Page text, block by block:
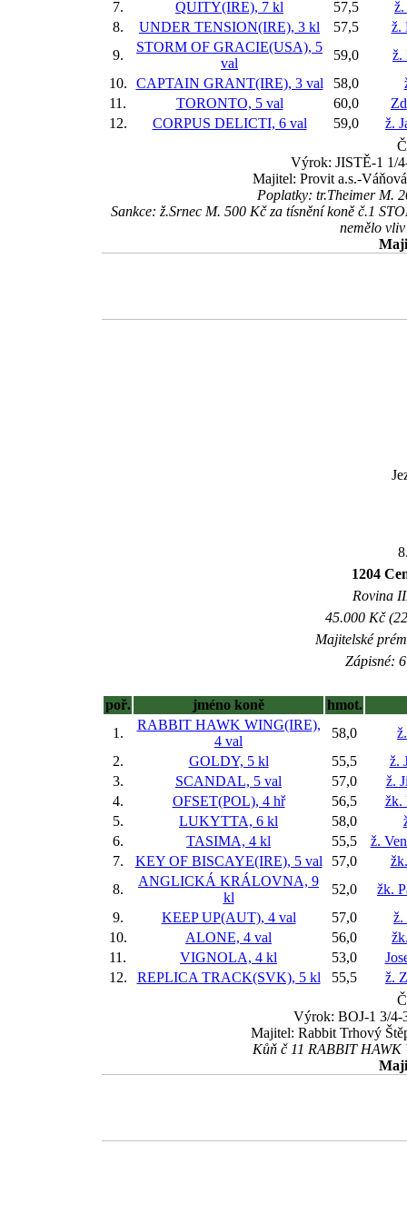
7. QUITY(IRE), 7 kl 57,5
ž.
8.
UNDER TENSION(IRE), 3 kl 57,5
ž.
9.
STORM OF GRACIE(USA), 5
val
59,0
ž.
10.
CAPTAIN GRANT(IRE), 3 val 58,0
11.
TORONTO, 5 val 60,0
12.
CORPUS DELICTI, 6 val 59,0
ž.
Výrok: JISTĚ-1 1/
Majitel: Provit a.s.-
Poplatky: tr.Theimer M.
Sankce: ž.Srnec M. 500 Kč za tísnění koně č.1
nemělo
1204
Rovina
45.000 Kč
Majitelské
Zápisné:
poř. jméno koně
hmot.
1.
RABBIT HAWK WING(IRE),
4 val
58,0
2.
GOLDY, 5 kl 55,5
ž.
3.
SCANDAL, 5 val 57,0
ž.
4.
OFSET(POL), 4 hř 56,5
žk.
5.
LUKYTTA, 6 kl 58,0
6.
TASIMA, 4 kl 55,5
ž.
7.
KEY OF BISCAYE(IRE), 5 val 57,0
8.
ANGLICKÁ KRÁLOVNA, 9
kl
52,0
žk.
9.
KEEP UP(AUT), 4 val 57,0
ž.
10.
ALONE, 4 val 56,0
11.
VIGNOLA, 4 kl 53,0
12.
REPLICA TRACK(SVK), 5 kl 55,5
ž.
Výrok: BOJ-1 3/4-
Majitel: Rabbit Trhový
Kůň č 11 RABBIT HAWK